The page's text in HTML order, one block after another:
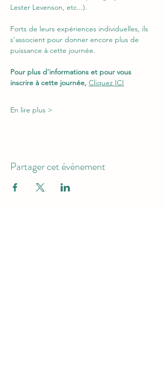
Lester Levenson, etc...).
Forts de leurs expériences individuelles, ils
s'associent pour donner encore plus de
puissance à cette journée.
Pour plus d'informations et pour vous
inscrire à cette journée, Cliquez ICI
En lire plus >
Partager cet événement